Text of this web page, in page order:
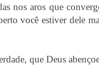
nos aros que
você estiver dele
que Deus